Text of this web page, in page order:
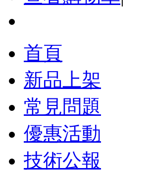
首頁
新品上架
常見問題
優惠活動
技術公報